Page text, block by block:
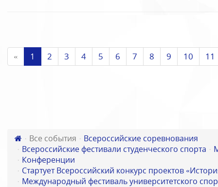
« 1 2 3 4 5 6 7 8 9 10 11
Все события
Всероссийские соревнования
Всероссийские фестивали студенческого спорта
Конференции
Стартует Всероссийский конкурс проектов
Международный фестиваль университетского